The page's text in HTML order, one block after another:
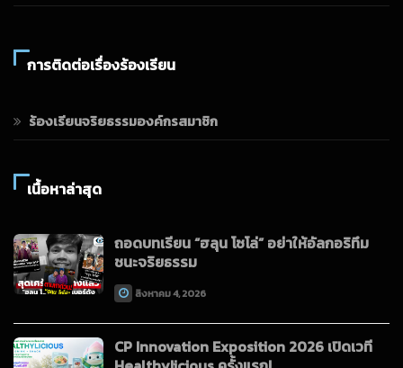
การติดต่อเรื่องร้องเรียน
ร้องเรียนจริยธรรมองค์กรสมาชิก
เนื้อหาล่าสุด
ถอดบทเรียน “ฮลุน โซโล่” อย่าให้อัลกอริทึม
ชนะจริยธรรม
สิงหาคม 4, 2026
CP Innovation Exposition 2026 เปิดเวที